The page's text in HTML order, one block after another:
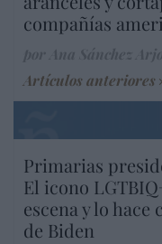
compañías
Artículos anteriores
Primarias
El icono
escena y lo
de Biden